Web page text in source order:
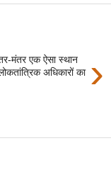
›
मंतर एक ऐसा स्थान
अधिकारों का